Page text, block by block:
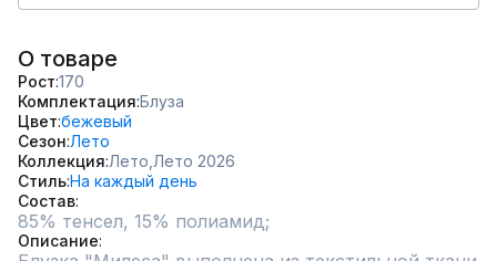
О товаре
Рост 170
Комплектация Блуза
Цвет бежевый
Сезон Лето
Коллекция Лето, Лето 2026
СтильНа каждый день
Состав
85% тенсел, 15% полиамид;
Описание